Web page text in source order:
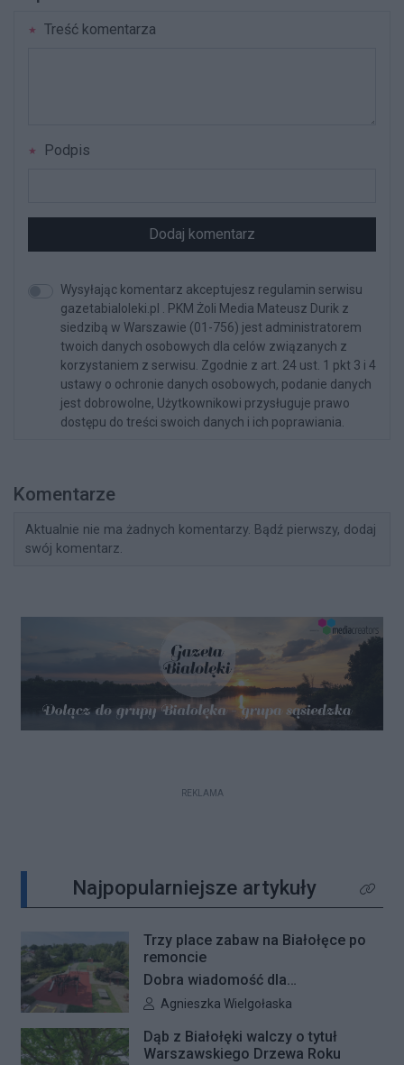
Treść komentarza
Podpis
Dodaj komentarz
Wysyłając komentarz akceptujesz regulamin serwisu
gazetabialoleki.pl . PKM Żoli Media Mateusz Durik z
siedzibą w Warszawie (01-756) jest administratorem
twoich danych osobowych dla celów związanych z
korzystaniem z serwisu. Zgodnie z art. 24 ust. 1 pkt 3 i 4
ustawy o ochronie danych osobowych, podanie danych
jest dobrowolne, Użytkownikowi przysługuje prawo
dostępu do treści swoich danych i ich poprawiania.
Komentarze
Aktualnie nie ma żadnych komentarzy. Bądź pierwszy, dodaj
swój komentarz.
REKLAMA
Najpopularniejsze artykuły Kliknij
Trzy place zabaw na Białołęce po
remoncie
Dobra wiadomość dla
najmłodszych mieszkańców
się remonty nawierzchni na trzech
Autor artykułu:
Agnieszka Wielgołaska
Dąb z Białołęki walczy o tytuł
Warszawskiego Drzewa Roku